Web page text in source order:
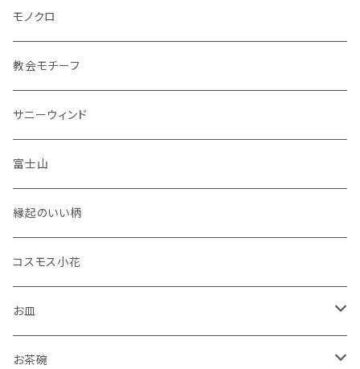
シマエナガ
コップ
花瓶
セット品
モノクロ
教会モチーフ
サニーウィンド
富士山
縁起のいい柄
コスモス小花
お皿
角皿
お茶碗